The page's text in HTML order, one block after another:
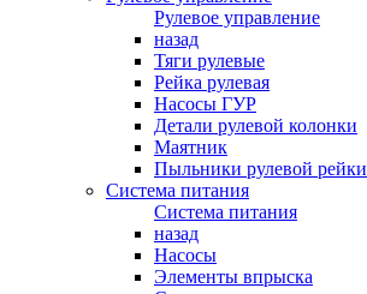
Рулевое управление
назад
Тяги рулевые
Рейка рулевая
Насосы ГУР
Детали рулевой колонки
Маятник
Пыльники рулевой рейки
Система питания
Система питания
назад
Насосы
Элементы впрыска